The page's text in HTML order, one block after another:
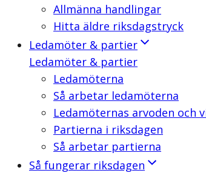
Allmänna handlingar
Hitta äldre riksdagstryck
Ledamöter & partier
Ledamöter & partier
Ledamöterna
Så arbetar ledamöterna
Ledamöternas arvoden och
Partierna i riksdagen
Så arbetar partierna
Så fungerar riksdagen